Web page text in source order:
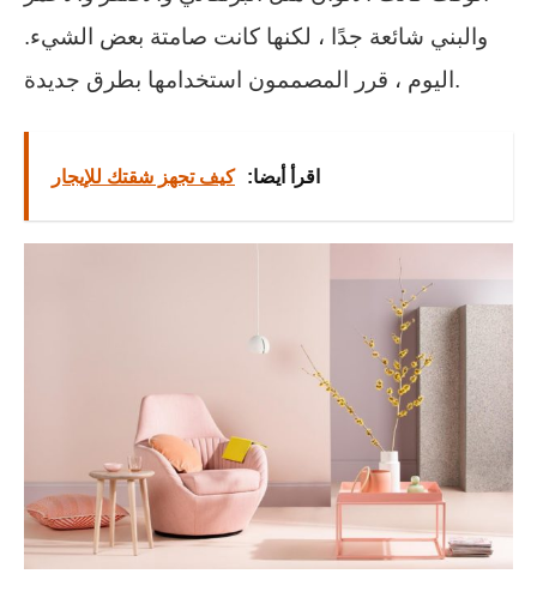
والبني شائعة جدًا ، لكنها كانت صامتة بعض الشيء.
اليوم ، قرر المصممون استخدامها بطرق جديدة.
اقرأ أيضا: كيف تجهز شقتك للإيجار